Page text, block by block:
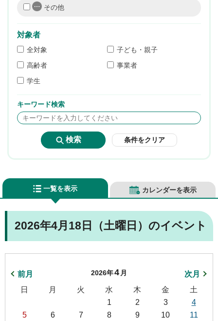
その他
対象者
全対象
子ども・親子
高齢者
事業者
学生
キーワード検索
条件をクリア
一覧を表示 カレンダーを表示
2026年4月18日（土曜日）のイベント
前月 2026年4 月
次月
日
月 火 水 木 金
土
1
2 3
4
5
6 7 8 9 10
11